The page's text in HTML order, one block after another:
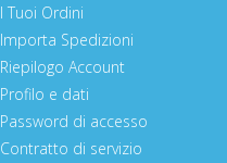
I Tuoi Ordini
Importa Spedizioni
Riepilogo Account
Profilo e dati
Password di accesso
Contratto di servizio